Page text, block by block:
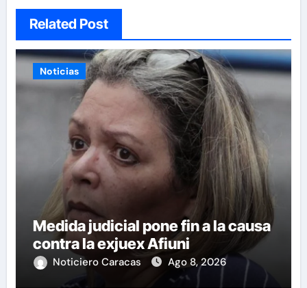
Related Post
Noticias
Medida judicial pone fin a la causa
contra la exjuex Afiuni
Noticiero Caracas Ago 8, 2026